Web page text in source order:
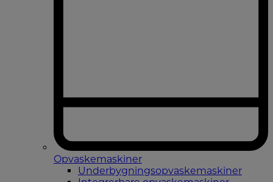
Opvaskemaskiner
Underbygningsopvaskemaskiner